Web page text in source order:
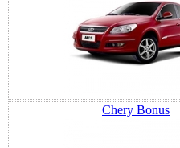
Chery Bonus